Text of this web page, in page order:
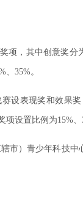
，其中创意奖分
35%。
表现奖和效果奖
项设置比例为15%、
）青少年科技中